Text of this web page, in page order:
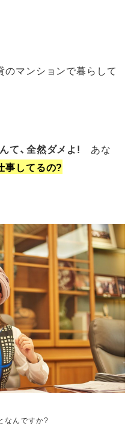
のマンションで暮らして
て、全然ダメよ! あな
事してるの?
なんですか?